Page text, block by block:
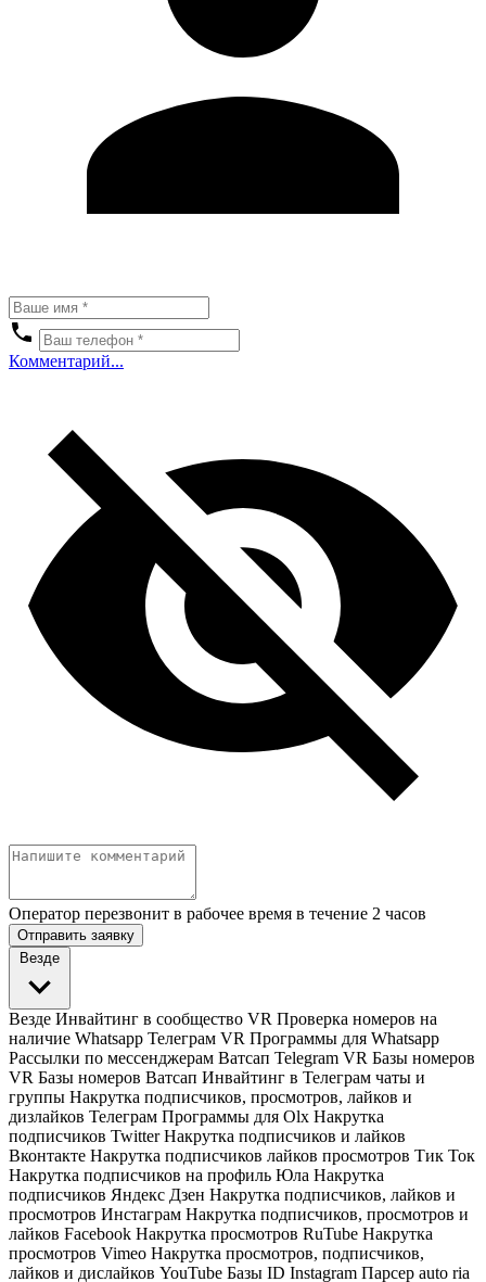
Комментарий...
Оператор перезвонит в рабочее время в течение 2 часов
Отправить заявку
Везде
Везде Инвайтинг в сообщество VR Проверка номеров на
наличие Whatsapp Телеграм VR Программы для Whatsapp
Рассылки по мессенджерам Ватсап Telegram VR Базы номеров
VR Базы номеров Ватсап Инвайтинг в Телеграм чаты и
группы Накрутка подписчиков, просмотров, лайков и
дизлайков Телеграм Программы для Olx Накрутка
подписчиков Twitter Накрутка подписчиков и лайков
Вконтакте Накрутка подписчиков лайков просмотров Тик Ток
Накрутка подписчиков на профиль Юла Накрутка
подписчиков Яндекс Дзен Накрутка подписчиков, лайков и
просмотров Инстаграм Накрутка подписчиков, просмотров и
лайков Facebook Накрутка просмотров RuTube Накрутка
просмотров Vimeo Накрутка просмотров, подписчиков,
лайков и дислайков YouTube Базы ID Instagram Парсер auto ria